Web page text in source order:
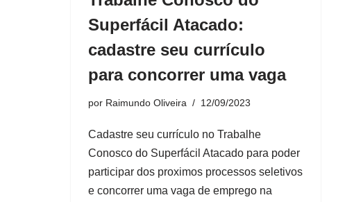
Superfácil Atacado:
cadastre seu currículo
para concorrer uma vaga
por Raimundo Oliveira 12/09/2023
Cadastre seu currículo no Trabalhe
Conosco do Superfácil Atacado para poder
participar dos proximos processos seletivos
e concorrer uma vaga de emprego na